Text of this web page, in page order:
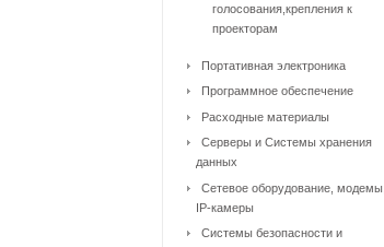
голосования,крепления к
проекторам
Портативная электроника
Программное обеспечение
Расходные материалы
Серверы и Системы хранения
данных
Сетевое оборудование, модемы,
IP-камеры
Системы безопасности и